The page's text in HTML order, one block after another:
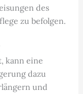
des
zu befolgen.
kann eine
dazu
und